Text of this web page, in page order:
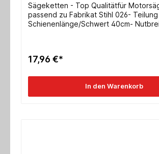
Sägeketten - Top Qualitätfür
passend zu Fabrikat Stihl 026-
Schienenlänge/Schwert 40cm-
17,96 €*
In den Warenkorb